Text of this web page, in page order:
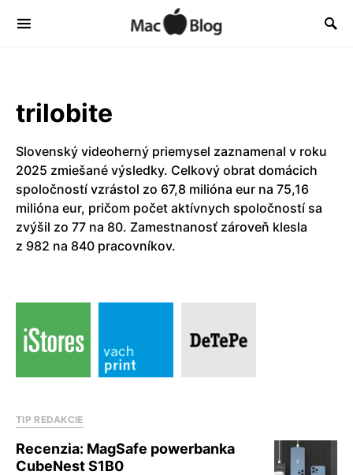
trilobite
Slovenský videoherný priemysel zaznamenal v roku
2025 zmiešané výsledky. Celkový obrat domácich
spoločností vzrástol zo 67,8 milióna eur na 75,16
milióna eur, pričom počet aktívnych spoločností sa
zvýšil zo 77 na 80. Zamestnanosť zároveň klesla
z 982 na 840 pracovníkov.
TIP REDAKCIE
Recenzia: MagSafe powerbanka
CubeNest S1B0